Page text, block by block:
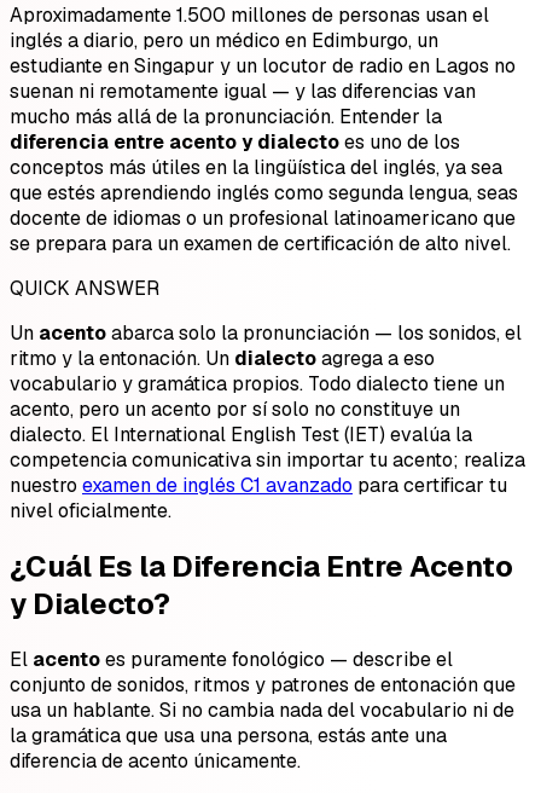
Aproximadamente 1.500 millones de personas usan el
inglés a diario, pero un médico en Edimburgo, un
estudiante en Singapur y un locutor de radio en Lagos no
suenan ni remotamente igual — y las diferencias van
mucho más allá de la pronunciación. Entender la
diferencia entre acento y dialectoes uno de los
conceptos más útiles en la lingüística del inglés, ya sea
que estés aprendiendo inglés como segunda lengua, seas
docente de idiomas o un profesional latinoamericano que
se prepara para un examen de certificación de alto nivel.
QUICK ANSWER
Un acentoabarca solo la pronunciación — los sonidos, el
ritmo y la entonación. Un dialectoagrega a eso
vocabulario y gramática propios. Todo dialecto tiene un
acento, pero un acento por sí solo no constituye un
dialecto. El International English Test (IET) evalúa la
competencia comunicativa sin importar tu acento; realiza
nuestro examen de inglés C1 avanzado para certificar tu
nivel oficialmente.
¿Cuál Es la Diferencia Entre Acento
y Dialecto?
El acentoes puramente fonológico — describe el
conjunto de sonidos, ritmos y patrones de entonación que
usa un hablante. Si no cambia nada del vocabulario ni de
la gramática que usa una persona, estás ante una
diferencia de acento únicamente.